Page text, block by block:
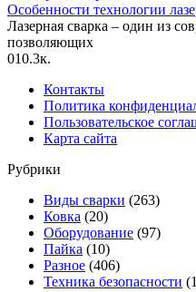
Особенности технологии
Лазерная сварка – один из
позволяющих
010.3к.
Контакты
Политика
Пользовательское
Карта сайта
Рубрики
Виды сварки (263)
Ковка (20)
Оборудование (97)
Пайка (10)
Разное (406)
Техника безопасности